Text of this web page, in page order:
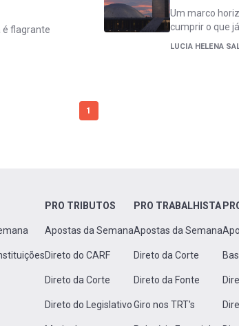
é flagrante
Um marco
cumprir o que
LUCIA HELENA
1
PRO TRIBUTOS
Apostas da Semana
Direto do CARF
Direto da Corte
Direto do Legislativo
PRO TRABALHISTA
Apostas da Semana
Direto da Corte
Direto da Fonte
Giro nos TRT's